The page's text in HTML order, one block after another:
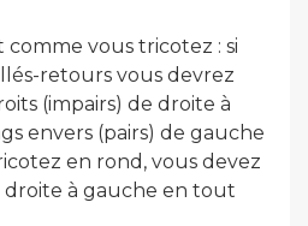
comme vous tricotez : si
retours vous devrez
(impairs) de droite à
envers (pairs) de gauche
en rond, vous devez
droite à gauche en tout